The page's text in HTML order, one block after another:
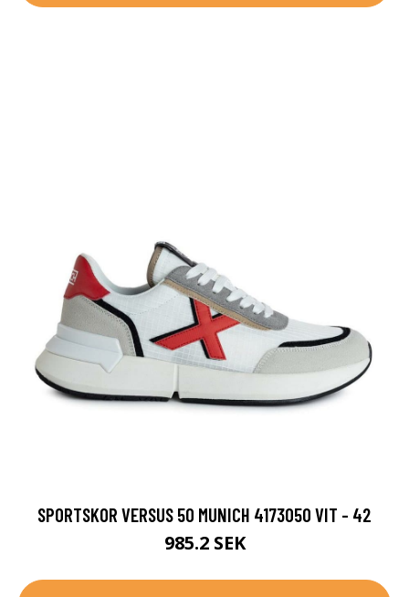
SPORTSKOR VERSUS 50 MUNICH 4173050 VIT - 42
985.2 SEK